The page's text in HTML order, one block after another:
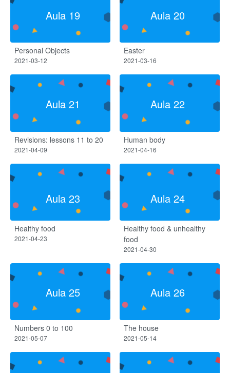
Aula 19
Personal Objects
2021-03-12
Aula 20
Easter
2021-03-16
Aula 21
Revisions: lessons 11 to 20
2021-04-09
Aula 22
Human body
2021-04-16
Aula 23
Healthy food
2021-04-23
Aula 24
Healthy food & unhealthy
food
2021-04-30
Aula 25
Numbers 0 to 100
2021-05-07
Aula 26
The house
2021-05-14